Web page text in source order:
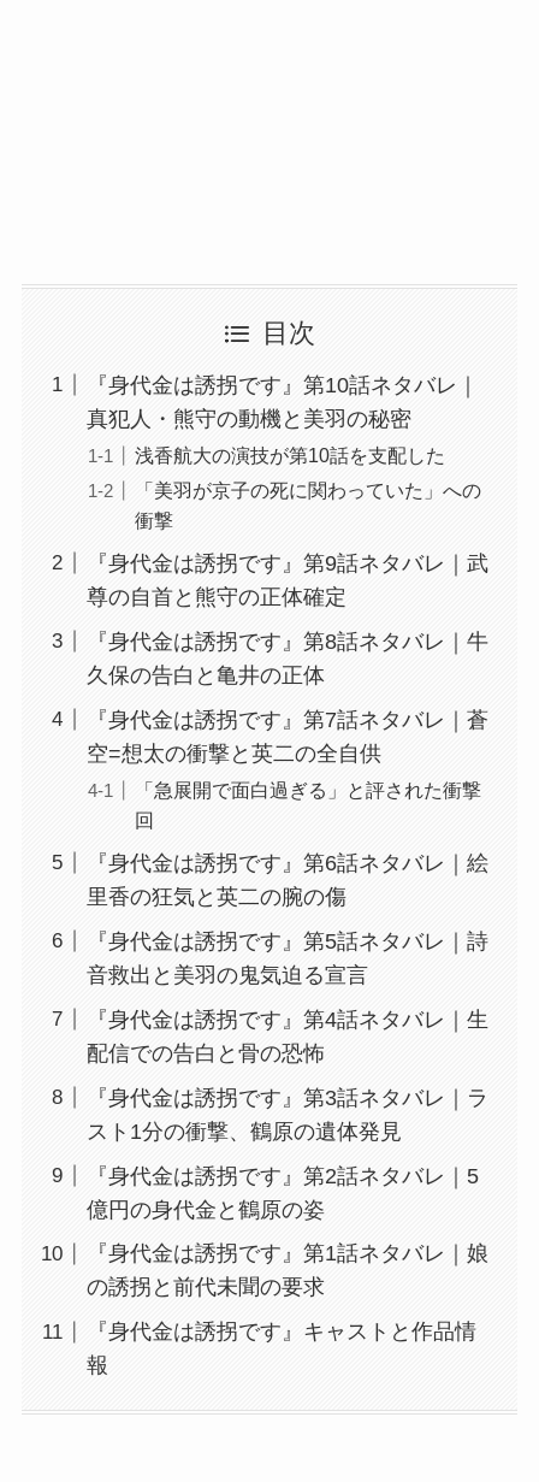
目次
『身代金は誘拐です』第10話ネタバレ｜
真犯人・熊守の動機と美羽の秘密
浅香航大の演技が第10話を支配した
「美羽が京子の死に関わっていた」への
衝撃
『身代金は誘拐です』第9話ネタバレ｜武
尊の自首と熊守の正体確定
『身代金は誘拐です』第8話ネタバレ｜牛
久保の告白と亀井の正体
『身代金は誘拐です』第7話ネタバレ｜蒼
空=想太の衝撃と英二の全自供
「急展開で面白過ぎる」と評された衝撃
回
『身代金は誘拐です』第6話ネタバレ｜絵
里香の狂気と英二の腕の傷
『身代金は誘拐です』第5話ネタバレ｜詩
音救出と美羽の鬼気迫る宣言
『身代金は誘拐です』第4話ネタバレ｜生
配信での告白と骨の恐怖
『身代金は誘拐です』第3話ネタバレ｜ラ
スト1分の衝撃、鶴原の遺体発見
『身代金は誘拐です』第2話ネタバレ｜5
億円の身代金と鶴原の姿
『身代金は誘拐です』第1話ネタバレ｜娘
の誘拐と前代未聞の要求
『身代金は誘拐です』キャストと作品情
報